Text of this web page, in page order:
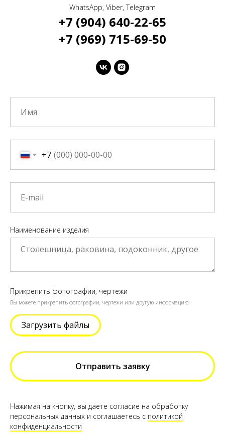
WhatsApp, Viber, Telegram
+7 (904) 640-22-65
+7 (969) 715-69-50
+7
Наименование изделия
Прикрепить фотографии, чертежи
Вы можете прикрепить фотографии, чертежи или другую информацию:
Загрузить файлы
Отправить заявку
Нажимая на кнопку, вы даете согласие на обработку
персональных данных и соглашаетесь c политикой
конфиденциальности